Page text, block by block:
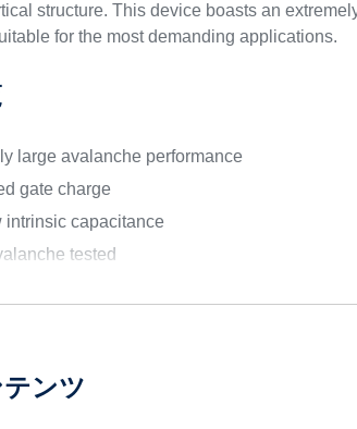
structure. This device boasts an
for the most demanding applications.
large avalanche performance
gate charge
intrinsic capacitance
tested
ンツ